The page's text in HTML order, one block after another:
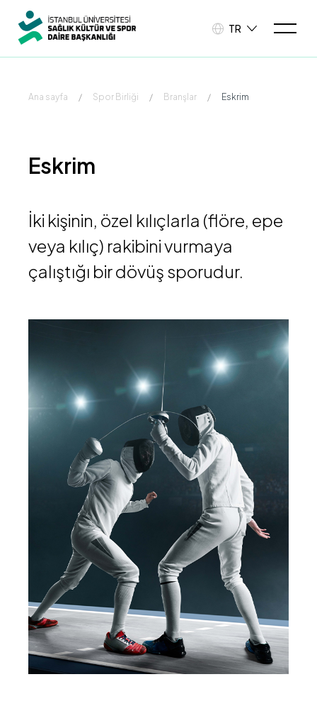
TR
Ana sayfa / Spor Birliği / Branşlar / Eskrim
Eskrim
İki kişinin, özel kılıçlarla (flöre, epe
veya kılıç) rakibini vurmaya
çalıştığı bir dövüş sporudur.